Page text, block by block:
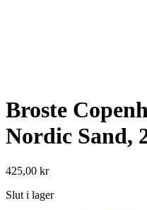
Broste
Nordic Sand,
425,00 kr
Slut i lager